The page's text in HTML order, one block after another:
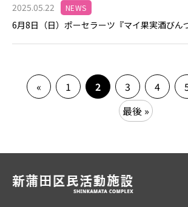
2025.05.22 NEWS
6月8日（日）ポーセラーツ『マイ果実酒びん
« 1 2 3 4
最後 »